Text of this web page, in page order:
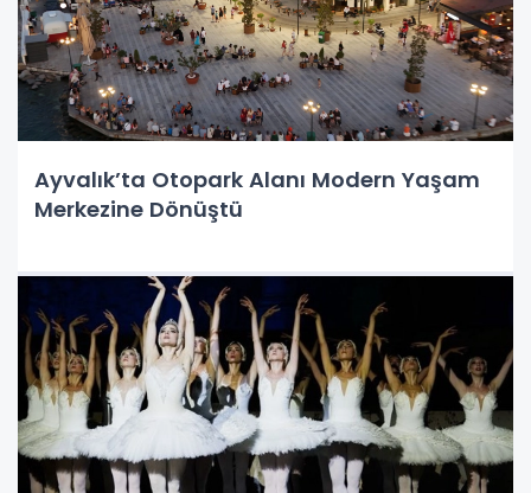
Ayvalık’ta Otopark Alanı Modern Yaşam
Merkezine Dönüştü